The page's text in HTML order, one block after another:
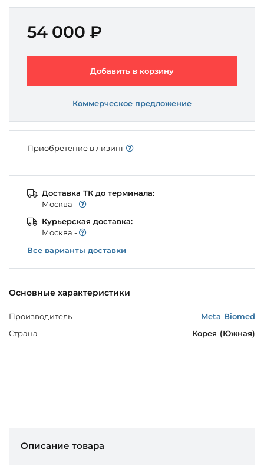
Основные характеристики
Производитель
Meta Biomed
Страна
Корея (Южная)
54 000 ₽
Добавить в корзину
Коммерческое предложение
Приобретение в лизинг
Доставка ТК до терминала:
Моcква -
Курьерская доставка:
Моcква -
Все варианты доставки
Описание товара